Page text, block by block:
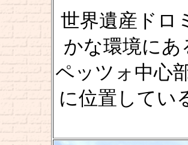
世界遺産ドロ
かな環境に
ペッツォ中心
に位置して